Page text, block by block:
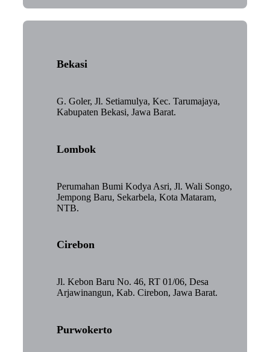
Bekasi
G. Goler, Jl. Setiamulya, Kec. Tarumajaya,
Kabupaten Bekasi, Jawa Barat.
Lombok
Perumahan Bumi Kodya Asri, Jl. Wali Songo,
Jempong Baru, Sekarbela, Kota Mataram,
NTB.
Cirebon
Jl. Kebon Baru No. 46, RT 01/06, Desa
Arjawinangun, Kab. Cirebon, Jawa Barat.
Purwokerto